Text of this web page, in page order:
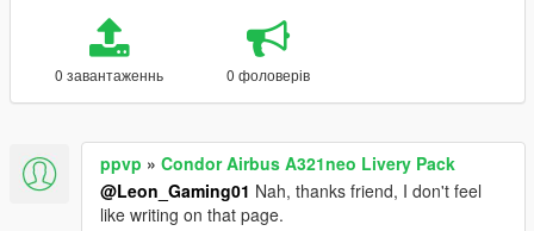
0 завантаженнь 0 фоловерів
ppvp » Condor Airbus A321neo Livery Pack
@Leon_Gaming01 Nah, thanks friend, I don't feel
like writing on that page.